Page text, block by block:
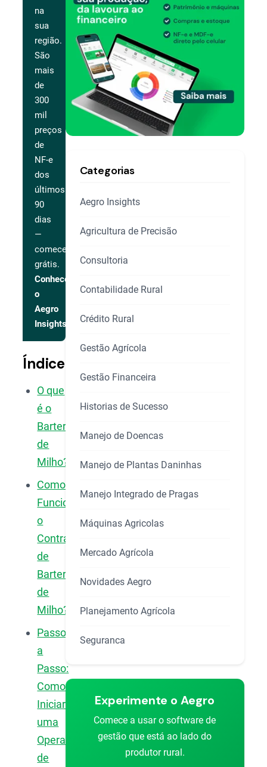
na
sua
região.
São
mais
de
300
mil
preços
de
NF-e
dos
últimos
90
dias
—
comece
grátis.
Conhecer
o
Aegro
Insights
Índice
O que
é o
Barter
de
Milho?
Como
Funciona
o
Contrato
de
Barter
de
Milho?
Passo
a
Passo:
Como
Iniciar
uma
Operação
de
Categorias
Aegro Insights
Agricultura de Precisão
Consultoria
Contabilidade Rural
Crédito Rural
Gestão Agrícola
Gestão Financeira
Historias de Sucesso
Manejo de Doencas
Manejo de Plantas Daninhas
Manejo Integrado de Pragas
Máquinas Agricolas
Mercado Agrícola
Novidades Aegro
Planejamento Agrícola
Seguranca
Experimente o Aegro
Comece a usar o software de
gestão que está ao lado do
produtor rural.